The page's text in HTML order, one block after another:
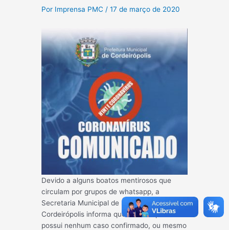
Por Imprensa PMC /17 de março de 2020
Devido a alguns boatos mentirosos que
circulam por grupos de whatsapp, a
Secretaria Municipal de Saúde de
Cordeirópolis informa que o município NÃO
possui nenhum caso confirmado, ou mesmo